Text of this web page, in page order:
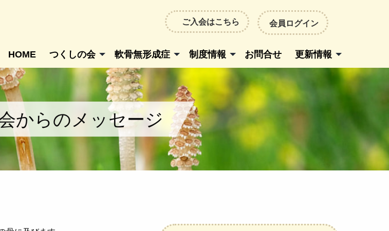
ご入会はこちら 会員ログイン
HOME つくしの会 軟骨無形成症 制度情報 お問合せ 更新情報
からのメッセージ